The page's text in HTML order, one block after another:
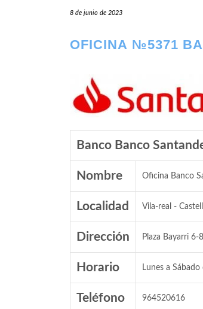
8 de junio de 2023
OFICINA №5371
Banco Banco
Nombre Oficina Banco
Localidad Vila-real -
Dirección Plaza Bayarri 6-8
Horario Lunes a
Teléfono 964520616